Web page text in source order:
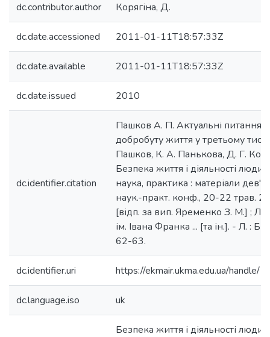
dc.contributor.author Корягіна, Д.
dc.date.accessioned 2011-01-11T18:57:33Z
dc.date.available 2011-01-11T18:57:33Z
dc.date.issued 2010
dc.identifier.citation
Пашков А. П. Актуальні питання
добробуту життя у третьому
Пашков, К. А. Панькова, Д. Г.
Безпека життя і діяльності
наука, практика : матеріали
наук.-практ. конф., 20-22 трав.
[відп. за вип. Яременко З. М.] ;
ім. Івана Франка ... [та ін.]. - Л. :
62-63.
dc.identifier.uri https://ekmair.ukma.edu.ua/
dc.language.iso uk
Безпека життя і діяльності